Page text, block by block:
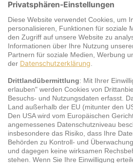
Warum jö?
Service
jö Bonus Club Partner